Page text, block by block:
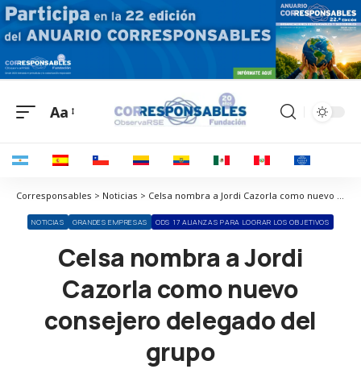
Aa
Corresponsables > Noticias > Celsa nombra a Jordi Cazorla como nuevo consejero delegado del grupo
NOTICIAS GRANDES EMPRESAS ODS 17 ALIANZAS PARA LOGRAR LOS OBJETIVOS
Celsa nombra a Jordi
Cazorla como nuevo
consejero delegado del
grupo